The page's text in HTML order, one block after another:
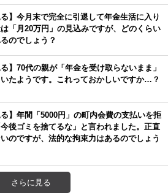
る】今月末で完全に引退して年金生活に入り
「月20万円」の見込みですが、どのくらい
のでしょう？
る】70代の親が「年金を受け取らないまま」
たようです。これっておかしいですか…？
る】年間「5000円」の町内会費の支払いを拒
後ゴミを捨てるな」と言われました。正直
のですが、法的な拘束力はあるのでしょう
さらに見る